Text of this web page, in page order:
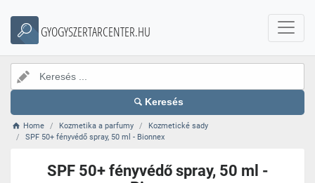
GYOGYSZERTARCENTER.HU
Keresés
Home Kozmetika a parfumy
Kozmetické sady
SPF 50+ fényvédő spray, 50 ml - Bionnex
SPF 50+ fényvédő spray, 50 ml -